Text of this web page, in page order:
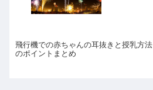
飛行機での赤ちゃんの耳抜きと授乳方法
のポイントまとめ